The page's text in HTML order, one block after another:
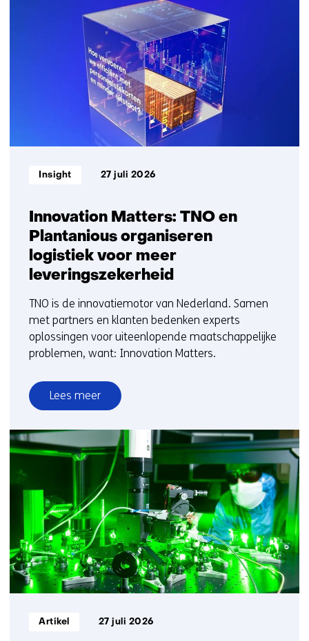
resultaten,
getoond
1
t/m
5
Innovation Matters: TNO en
Plantanious organiseren
logistiek voor meer
leveringszekerheid
Informatietype:
Insight 27 juli 2026
TNO is de innovatiemotor van Nederland. Samen
met partners en klanten bedenken experts
oplossingen voor uiteenlopende maatschappelijke
problemen, want: Innovation Matters.
Lees meer
over
Innovation
Matters:
TNO
Plantanious
organiseren
logistiek
voor
meer
leveringszekerheid
Informatietype:
Artikel 27 juli 2026